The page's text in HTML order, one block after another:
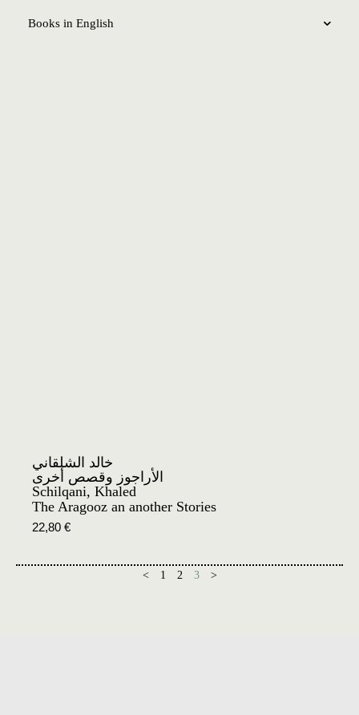
Books in English
خالد الشلقاني
الأراجوز وقصص أخرى
Schilqani, Khaled
The Aragooz an another Stories
22,80 €
< 1 2 3 >